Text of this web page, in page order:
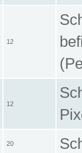
12
12
20